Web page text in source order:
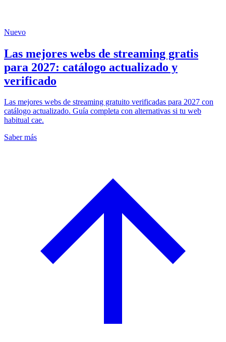
Nuevo
Las mejores webs de streaming gratis
para 2027: catálogo actualizado y
verificado
Las mejores webs de streaming gratuito verificadas para 2027 con
catálogo actualizado. Guía completa con alternativas si tu web
habitual cae.
Saber más